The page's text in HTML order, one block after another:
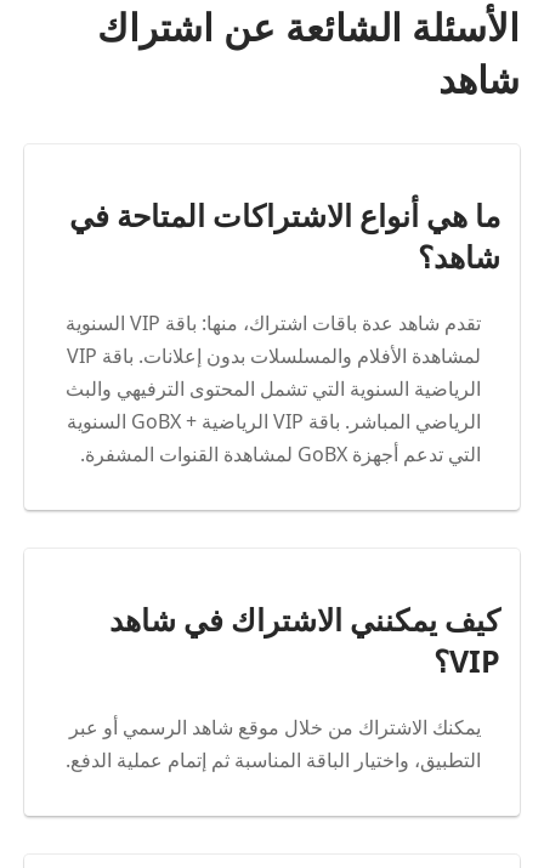
الأسئلة الشائعة عن اشتراك
شاهد
ما هي أنواع الاشتراكات المتاحة في
شاهد؟
تقدم شاهد عدة باقات اشتراك، منها: باقة VIP السنوية
لمشاهدة الأفلام والمسلسلات بدون إعلانات. باقة VIP
الرياضية السنوية التي تشمل المحتوى الترفيهي والبث
الرياضي المباشر. باقة VIP الرياضية + GoBX السنوية
التي تدعم أجهزة GoBX لمشاهدة القنوات المشفرة.
كيف يمكنني الاشتراك في شاهد
VIP؟
يمكنك الاشتراك من خلال موقع شاهد الرسمي أو عبر
التطبيق، واختيار الباقة المناسبة ثم إتمام عملية الدفع.